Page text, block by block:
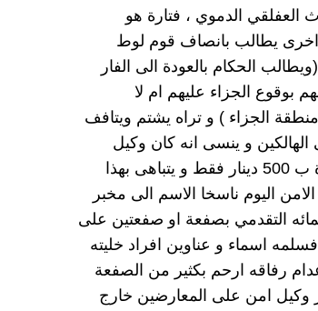
العفلقي الدموي ، فتارة هو
يطالب بانصاف قوم لوط
الحكام بالعودة الى الفار
بوقوع الجزاء عليهم ام لا
الجزاء ) و تراه يشتم ويتافف
و ينسى انه كان وكيل
بهذا
اليوم ناسخا الاسم الى مخبر
التقدمي بصفعة او صفعتين على
اسماء و عناوين افراد خليته
رفاقه ارحم بكثير من الصفعة
امن على المعارضين خارج